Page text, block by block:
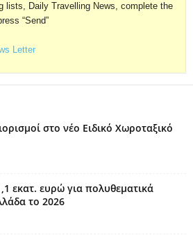
lists, Daily Travelling News, complete the
“Send”
Letter
στο νέο Ειδικό Χωροταξικό
εκατ. ευρώ για πολυθεματικά
το 2026